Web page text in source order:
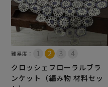
難易度：
クロッシェフローラルブラ
ンケット（編み物 材料セッ